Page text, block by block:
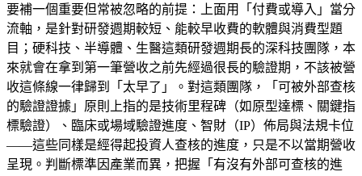
要補一個重要但常被忽略的前提：上面用「付費或導入」當分
流軸，是針對研發週期較短、能較早收費的軟體與消費型題
目；硬科技、半導體、生醫這類研發週期長的深科技團隊，本
來就會在拿到第一筆營收之前先經過很長的驗證期，不該被營
收這條線一律歸到「太早了」。對這類團隊，「可被外部查核
的驗證證據」原則上指的是技術里程碑（如原型達標、關鍵指
標驗證）、臨床或場域驗證進度、智財（IP）佈局與法規卡位
——這些同樣是經得起投資人查核的進度，只是不以當期營收
呈現。判斷標準因產業而異，把握「有沒有外部可查核的進